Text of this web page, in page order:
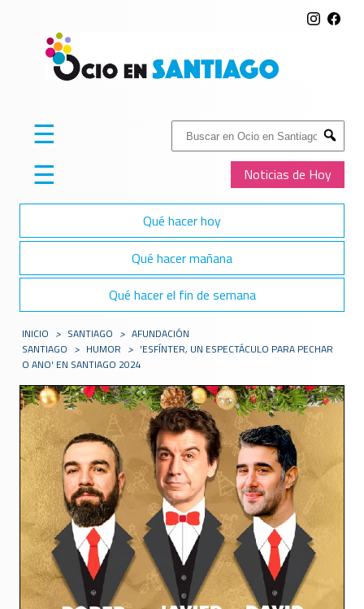
Buscar:
Submit
Noticias de Hoy
☰
☰
Qué hacer hoy
Qué hacer mañana
Qué hacer el fin de semana
INICIO > SANTIAGO > AFUNDACIÓN
SANTIAGO > HUMOR > 'ESFÍNTER, UN ESPECTÁCULO PARA PECHAR
O ANO' EN SANTIAGO 2024